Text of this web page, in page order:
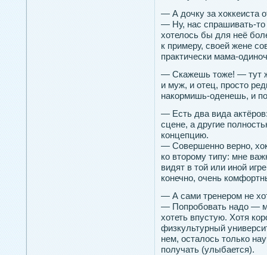
— А дочку за хоккеиста
— Ну, нас спрашивать-то
хотелось бы для неё
к примеру, своей жене
практически мама-
— Скажешь тоже! — тут
и муж, и отец, просто
накормишь-оденешь, и
— Есть два вида
сцене, а другие
концепцию.
— Совершенно верно,
ко второму типу: мне
видят в той или иной
конечно, очень
— А сами тренером не
— Попробовать надо —
хотеть впустую. Хотя
физкультурный
нем, осталось только
получать (улыбается).